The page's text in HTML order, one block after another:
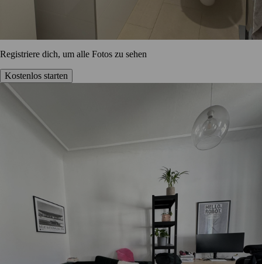
Registriere dich, um alle Fotos zu sehen
Kostenlos starten